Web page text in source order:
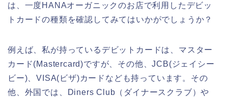
は、一度HANAオーガニックのお店で利用したデビッ
トカードの種類を確認してみてはいかがでしょうか？
例えば、私が持っているデビットカードは、マスター
カード(Mastercard)ですが、その他、JCB(ジェイシー
ビー)、VISA(ビザ)カードなども持っています。その
他、外国では、Diners Club（ダイナースクラブ）や